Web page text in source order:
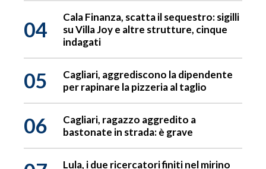
04
Cala Finanza, scatta il sequestro: sigilli
su Villa Joy e altre strutture, cinque
indagati
05
Cagliari, aggrediscono la dipendente
per rapinare la pizzeria al taglio
06
Cagliari, ragazzo aggredito a
bastonate in strada: è grave
Lula, i due ricercatori finiti nel mirino